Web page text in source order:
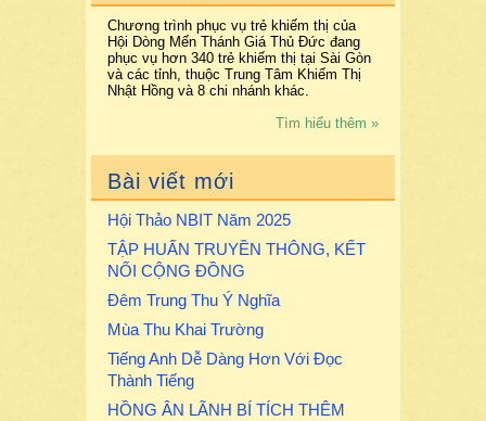
Chương trình phục vụ trẻ khiếm thị của
Hội Dòng Mến Thánh Giá Thủ Đức đang
phục vụ hơn 340 trẻ khiếm thị tại Sài Gòn
và các tỉnh, thuộc Trung Tâm Khiếm Thị
Nhật Hồng và 8 chi nhánh khác.
Tìm hiểu thêm »
Bài viết mới
Hội Thảo NBIT Năm 2025
TẬP HUẤN TRUYỀN THÔNG, KẾT
NỐI CỘNG ĐỒNG
Đêm Trung Thu Ý Nghĩa
Mùa Thu Khai Trường
Tiếng Anh Dễ Dàng Hơn Với Đọc
Thành Tiếng
HỒNG ÂN LÃNH BÍ TÍCH THÊM